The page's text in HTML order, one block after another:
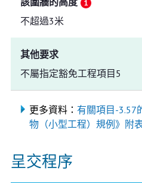
不超過3米
其他要求
不屬指定豁免工程項目5
更多資料： 有關項目-3.57
物（小型工程）規例》附
呈交程序